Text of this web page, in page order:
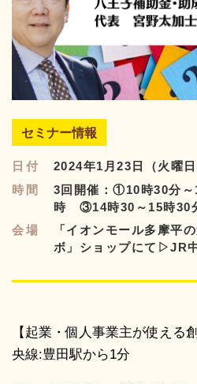
セミナー情報
日付
2024年1月23日（火曜日
時間
3回開催：①10時30分
時 ③14時30～15時30
会場
「イオンモール多摩平
ボ」ショップにて▷JR
【起業・個人事業主が使える
央線:豊田駅から1分